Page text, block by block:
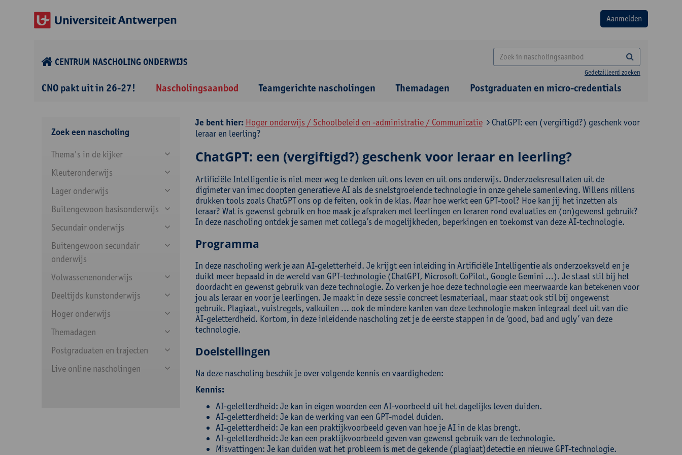
CENTRUM NASCHOLING ONDERWIJS
Gedetailleerd zoeken
CNO pakt uit in 26-27! Nascholingsaanbod Teamgerichte nascholingen Themadagen Postgraduaten en micro-credentials
Zoek een nascholing
Thema's in de kijker
Kleuteronderwijs
Lager onderwijs
Buitengewoon basisonderwijs
Secundair onderwijs
Buitengewoon secundair
onderwijs
Volwassenenonderwijs
Deeltijds kunstonderwijs
Hoger onderwijs
Themadagen
Postgraduaten en trajecten
Live online nascholingen
Je bent hier: Hoger onderwijs / Schoolbeleid en -administratie / Communicatie
ChatGPT: een (vergiftigd?) geschenk voor
leraar en leerling?
ChatGPT: een (vergiftigd?) geschenk voor leraar en leerling?
Artificiële Intelligentie is niet meer weg te denken uit ons leven en uit ons onderwijs. Onderzoeksresultaten uit de
digimeter van imec doopten generatieve AI als de snelstgroeiende technologie in onze gehele samenleving. Willens nillens
drukken tools zoals ChatGPT ons op de feiten, ook in de klas. Maar hoe werkt een GPT-tool? Hoe kan jij het inzetten als
leraar? Wat is gewenst gebruik en hoe maak je afspraken met leerlingen en leraren rond evaluaties en (on)gewenst gebruik?
In deze nascholing ontdek je samen met collega’s de mogelijkheden, beperkingen en toekomst van deze AI-technologie.
Programma
In deze nascholing werk je aan AI-geletterheid. Je krijgt een inleiding in Artificiële Intelligentie als onderzoeksveld en je
duikt meer bepaald in de wereld van GPT-technologie (ChatGPT, Microsoft CoPilot, Google Gemini …). Je staat stil bij het
doordacht en gewenst gebruik van deze technologie. Zo verken je hoe deze technologie een meerwaarde kan betekenen voor
jou als leraar en voor je leerlingen. Je maakt in deze sessie concreet lesmateriaal, maar staat ook stil bij ongewenst
gebruik. Plagiaat, vuistregels, valkuilen … ook de mindere kanten van deze technologie maken integraal deel uit van die
AI-geletterdheid. Kortom, in deze inleidende nascholing zet je de eerste stappen in de ‘good, bad and ugly’ van deze
technologie.
Doelstellingen
Na deze nascholing beschik je over volgende kennis en vaardigheden:
Kennis:
AI-geletterdheid: Je kan in eigen woorden een AI-voorbeeld uit het dagelijks leven duiden.
AI-geletterdheid: Je kan de werking van een GPT-model duiden.
AI-geletterdheid: Je kan een praktijkvoorbeeld geven van hoe je AI in de klas brengt.
AI-geletterdheid: Je kan een praktijkvoorbeeld geven van gewenst gebruik van de technologie.
Misvattingen: Je kan duiden wat het probleem is met de gekende (plagiaat)detectie en nieuwe GPT-technologie.